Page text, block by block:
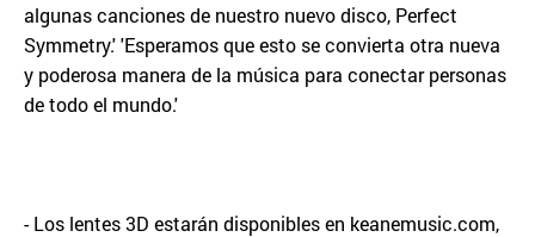
algunas canciones de nuestro nuevo disco, Perfect
Symmetry.' 'Esperamos que esto se convierta otra nueva
y poderosa manera de la música para conectar personas
de todo el mundo.'
- Los lentes 3D estarán disponibles en keanemusic.com,